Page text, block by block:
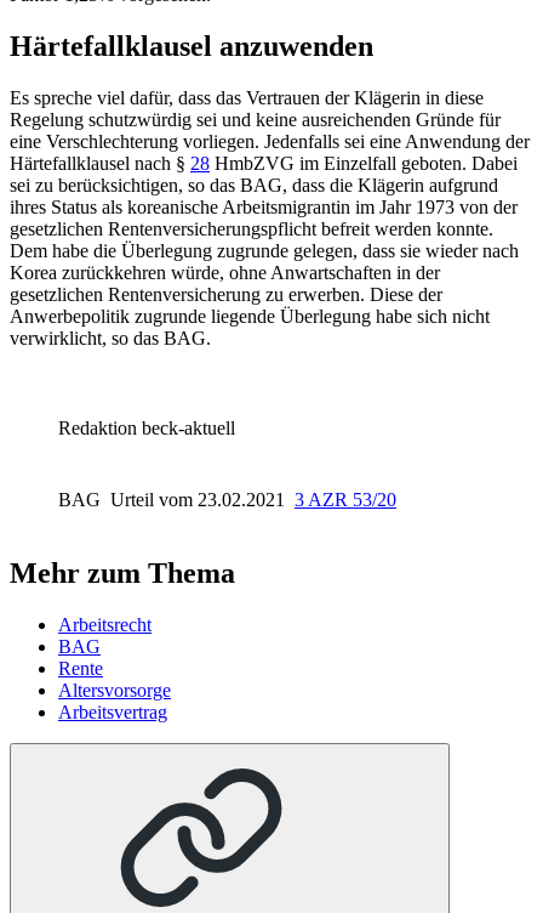
Härtefallklausel anzuwenden
Es spreche viel dafür, dass das Vertrauen der Klägerin in diese
Regelung schutzwürdig sei und keine ausreichenden Gründe für
eine Verschlechterung vorliegen. Jedenfalls sei eine Anwendung der
Härtefallklausel nach § 28 HmbZVG im Einzelfall geboten. Dabei
sei zu berücksichtigen, so das BAG, dass die Klägerin aufgrund
ihres Status als koreanische Arbeitsmigrantin im Jahr 1973 von der
gesetzlichen Rentenversicherungspflicht befreit werden konnte.
Dem habe die Überlegung zugrunde gelegen, dass sie wieder nach
Korea zurückkehren würde, ohne Anwartschaften in der
gesetzlichen Rentenversicherung zu erwerben. Diese der
Anwerbepolitik zugrunde liegende Überlegung habe sich nicht
verwirklicht, so das BAG.
Redaktion beck-aktuell
BAG Urteil vom 23.02.2021 3 AZR 53/20
Mehr zum Thema
Arbeitsrecht
BAG
Rente
Altersvorsorge
Arbeitsvertrag